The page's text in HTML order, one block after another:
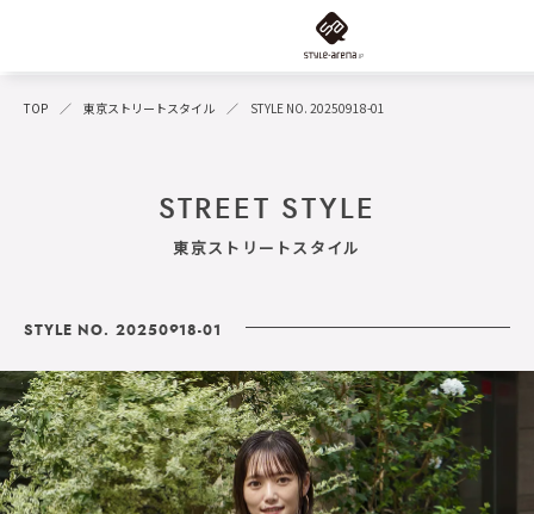
TOP 東京ストリートスタイル STYLE NO. 20250918-01
STREET STYLE
東京ストリートスタイル
STYLE NO. 20250918-01